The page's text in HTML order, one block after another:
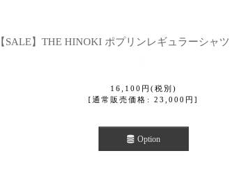
【SALE】THE HINOKI ポプリンレギュラーシャツ
16,100 円 (税別)
[通常販売価格 : 23,000 円 ]
Option